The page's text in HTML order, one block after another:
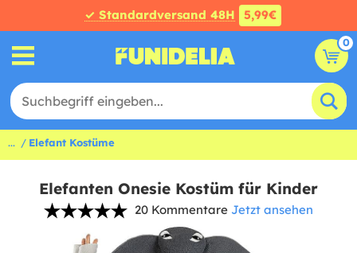
✓ Standardversand 48H 5,99€
0
... Elefant Kostüme
Elefanten Onesie Kostüm für Kinder
20 Kommentare Jetzt ansehen